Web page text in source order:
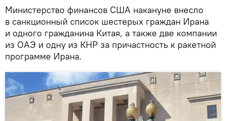
Министерство финансов США накануне внесло
в санкционный список шестерых граждан Ирана
и одного гражданина Китая, а также две компании
из ОАЭ и одну из КНР за причастность к ракетной
программе Ирана.